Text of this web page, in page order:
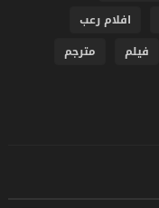
افلام رعب
فيلم
مترجم